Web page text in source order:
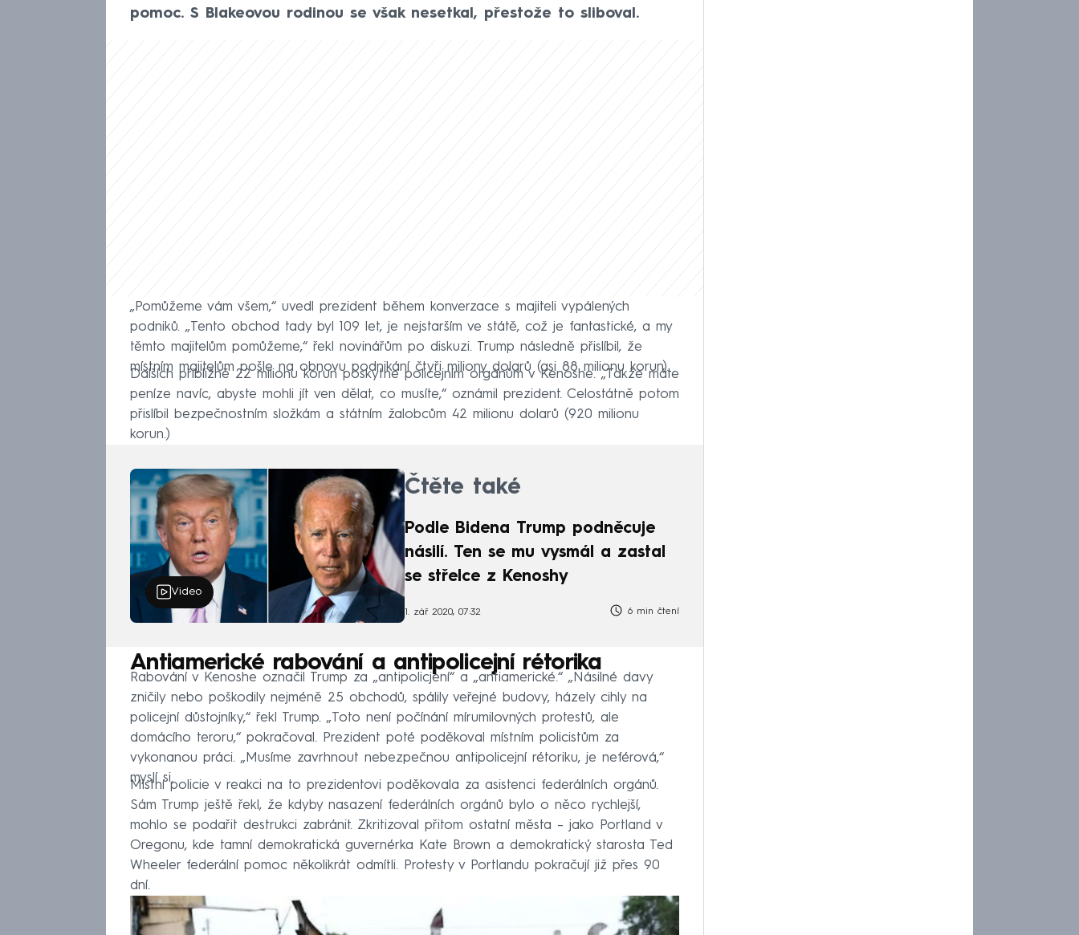
pomoc. S Blakeovou rodinou se však nesetkal, přestože to sliboval.
„Pomůžeme vám všem,“ uvedl prezident během konverzace s majiteli vypálených
podniků. „Tento obchod tady byl 109 let, je nejstarším ve státě, což je fantastické, a my
těmto majitelům pomůžeme,“ řekl novinářům po diskuzi. Trump následně přislíbil, že
místním majitelům pošle na obnovu podnikání čtyři miliony dolarů (asi 88 milionu korun).
Dalších přibližně 22 milionu korun poskytne policejním orgánům v Kenoshe. „Takže máte
peníze navíc, abyste mohli jít ven dělat, co musíte,“ oznámil prezident. Celostátně potom
přislíbil bezpečnostním složkám a státním žalobcům 42 milionu dolarů (920 milionu
korun.)
Video
Čtěte také
Podle Bidena Trump podněcuje
násilí. Ten se mu vysmál a zastal
se střelce z Kenoshy
1. zář 2020, 07:32 6 min čtení
Antiamerické rabování a antipolicejní rétorika
Rabování v Kenoshe označil Trump za „antipolicjení“ a „antiamerické.“ „Násilné davy
zničily nebo poškodily nejméně 25 obchodů, spálily veřejné budovy, házely cihly na
policejní důstojníky,“ řekl Trump. „Toto není počínání mírumilovných protestů, ale
domácího teroru,“ pokračoval. Prezident poté poděkoval místním policistům za
vykonanou práci. „Musíme zavrhnout nebezpečnou antipolicejní rétoriku, je neférová,“
myslí si.
Místní policie v reakci na to prezidentovi poděkovala za asistenci federálních orgánů.
Sám Trump ještě řekl, že kdyby nasazení federálních orgánů bylo o něco rychlejší,
mohlo se podařit destrukci zabránit. Zkritizoval přitom ostatní města –⁠ jako Portland v
Oregonu, kde tamní demokratická guvernérka Kate Brown a demokratický starosta Ted
Wheeler federální pomoc několikrát odmítli. Protesty v Portlandu pokračují již přes 90
dní.